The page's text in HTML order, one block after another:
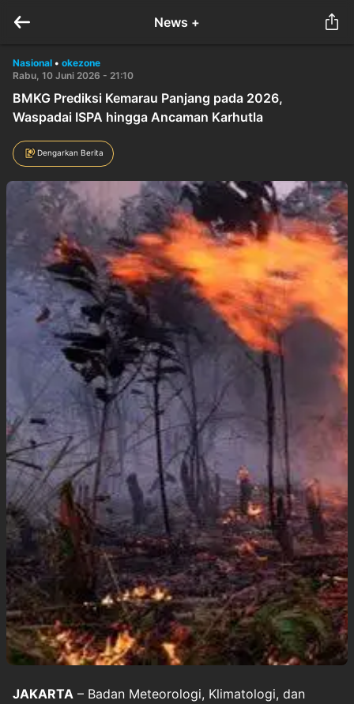
News +
Nasional • okezone
Rabu, 10 Juni 2026 - 21:10
BMKG Prediksi Kemarau Panjang pada 2026,
Waspadai ISPA hingga Ancaman Karhutla
Dengarkan Berita
JAKARTA – Badan Meteorologi, Klimatologi, dan